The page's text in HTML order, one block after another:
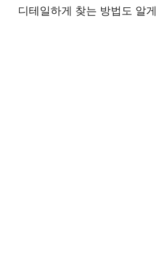
디테일하게 찾는 방법도 알